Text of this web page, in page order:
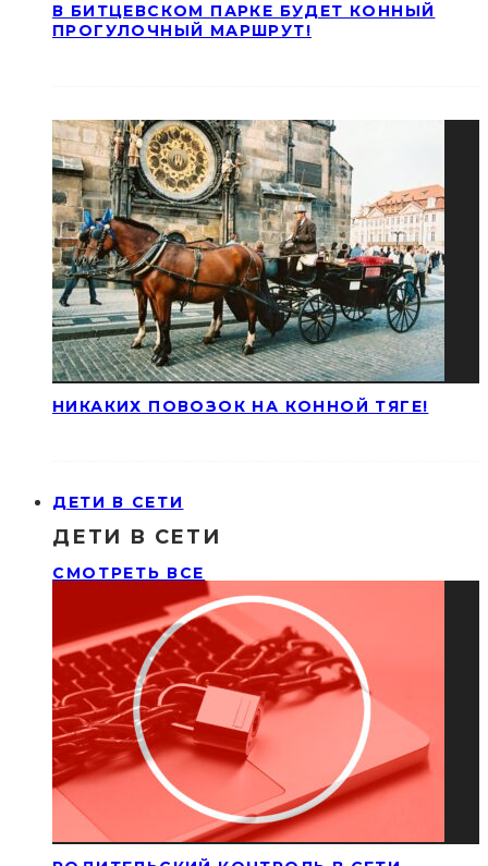
В БИТЦЕВСКОМ ПАРКЕ БУДЕТ КОННЫЙ
ПРОГУЛОЧНЫЙ МАРШРУТ!
НИКАКИХ ПОВОЗОК НА КОННОЙ ТЯГЕ!
ДЕТИ В СЕТИ
ДЕТИ В СЕТИ
СМОТРЕТЬ ВСЕ